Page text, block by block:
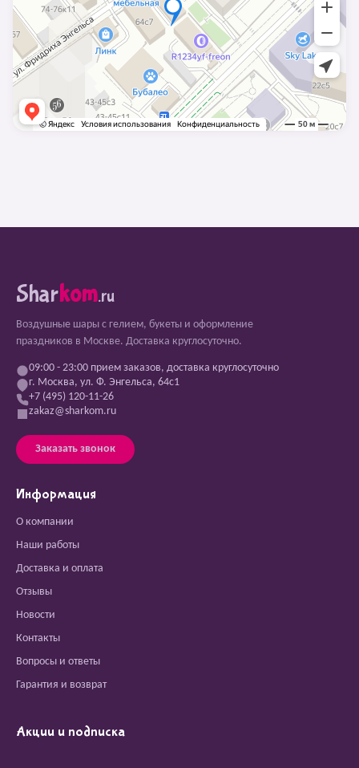
Sharkom.ru
Воздушные шары с гелием, букеты и оформление
праздников в Москве. Доставка круглосуточно.
09:00 - 23:00 прием заказов, доставка круглосуточно
г. Москва, ул. Ф. Энгельса, 64с1
+7 (495) 120-11-26
zakaz@sharkom.ru
Заказать звонок
Информация
О компании
Наши работы
Доставка и оплата
Отзывы
Новости
Контакты
Вопросы и ответы
Гарантия и возврат
Акции и подписка